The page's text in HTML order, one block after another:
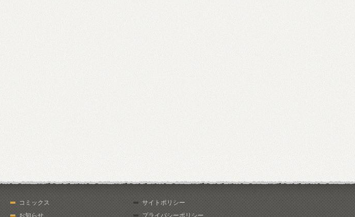
コミックス
お知らせ
サイトポリシー
プライバシーポリシー